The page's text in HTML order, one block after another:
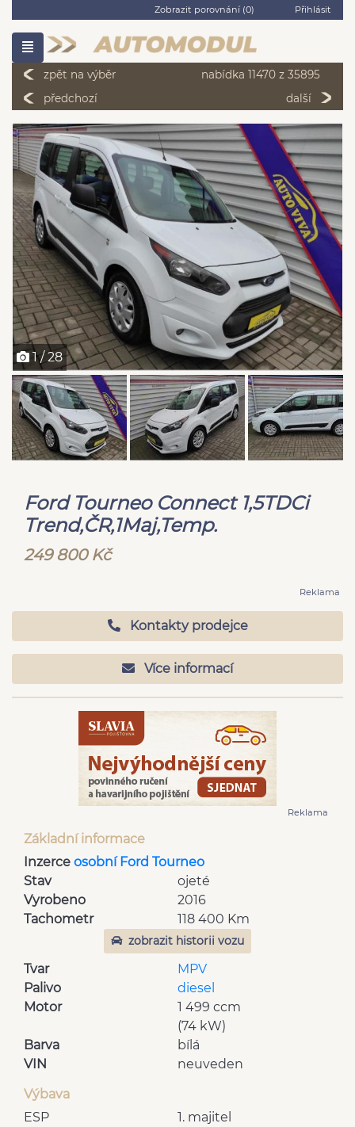
Zobrazit porovnání (0) Přihlásit
zpět na výběr
nabídka 11470 z 35895
předchozí
další
1 / 28
Ford Tourneo Connect 1,5TDCi
Trend,ČR,1Maj,Temp.
249 800 Kč
Reklama
Kontakty prodejce
Více informací
Reklama
Základní informace
Inzerce osobní Ford Tourneo
Stav
ojeté
Vyrobeno
2016
Tachometr
118 400 Km
zobrazit historii vozu
Tvar
MPV
Palivo
diesel
Motor
1 499 ccm
(74 kW)
Barva
bílá
VIN
neuveden
Výbava
1. majitel
ESP